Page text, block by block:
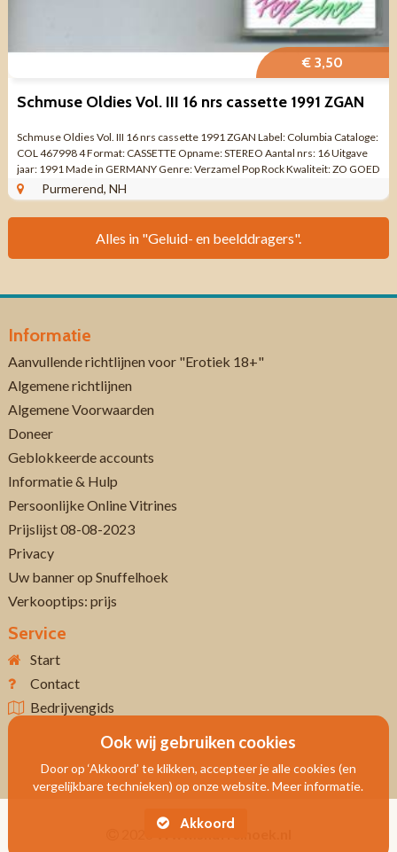
€ 3,50
Schmuse Oldies Vol. III 16 nrs cassette 1991 ZGAN
Schmuse Oldies Vol. III 16 nrs cassette 1991 ZGAN Label: Columbia Cataloge:
COL 467998 4 Format: CASSETTE Opname: STEREO Aantal nrs: 16 Uitgave
jaar: 1991 Made in GERMANY Genre: Verzamel Pop Rock Kwaliteit: ZO GOED
ALS NIEUW ...
Purmerend, NH
Alles in "Geluid- en beelddragers".
Informatie
Aanvullende richtlijnen voor "Erotiek 18+"
Algemene richtlijnen
Algemene Voorwaarden
Doneer
Geblokkeerde accounts
Informatie & Hulp
Persoonlijke Online Vitrines
Prijslijst 08-08-2023
Privacy
Uw banner op Snuffelhoek
Verkooptips: prijs
Service
Start
Contact
Bedrijvengids
Www.snuffelhoek.nl
Ook wij gebruiken cookies
Door op ‘Akkoord’ te klikken, accepteer je alle cookies (en
vergelijkbare technieken) op onze website. Meer informatie.
Akkoord